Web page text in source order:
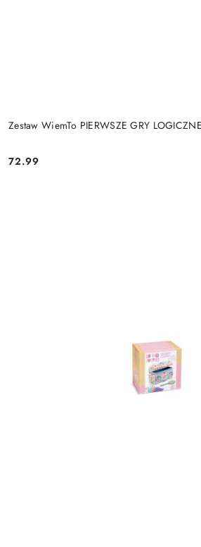
Zestaw WiemTo PIERWSZE GRY
Cena:
72.99